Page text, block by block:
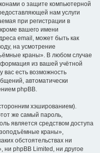
о защите компьютерной
нам услуги
при регистрации в
вашего имени
email, может быть как
на усмотрение
краны». В любом случае
из вашей учётной
вас есть возможность
автоматически
phpBB.
хэшированием).
же самый пароль,
является средством доступа
краны»,
обстоятельствах ни
phpBB Limited, ни другое